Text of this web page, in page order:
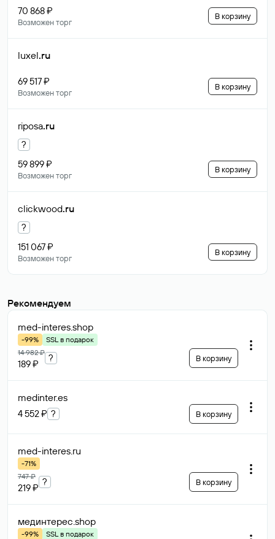
70 868 ₽
Возможен торг
В корзину
luxel.ru
69 517 ₽
Возможен торг
В корзину
riposa.ru
?
59 899 ₽
Возможен торг
В корзину
clickwood.ru
?
151 067 ₽
Возможен торг
В корзину
Рекомендуем
med-interes.shop
-99%
SSL в подарок
14 982 ₽
189 ₽
? В корзину
medinter.es
4 552 ₽ ? В корзину
med-interes.ru
-71%
747 ₽
219 ₽
? В корзину
мединтерес.shop
-99%
SSL в подарок